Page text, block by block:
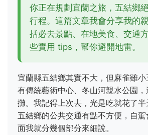
你正在規劃宜蘭之旅，五結鄉
行程。這篇文章我會分享我的
括必去景點、在地美食、交通
些實用 tips，幫你避開地雷。
宜蘭縣五結鄉其實不大，但麻雀雖
有傳統藝術中心、冬山河親水公園
攤。我記得上次去，光是吃就花了半
五結鄉的公共交通有點不方便，自
面我就分幾個部分來細說。